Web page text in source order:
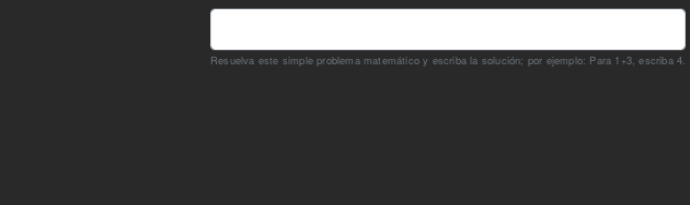
Resuelva este simple problema matemático y escriba la solución; por ejemplo: Para 1+3, escriba 4.